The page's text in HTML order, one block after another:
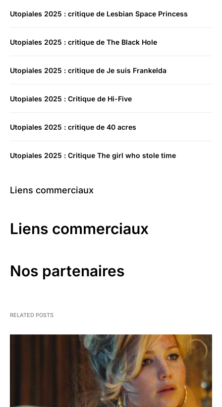
Utopiales 2025 : critique de Lesbian Space Princess
Utopiales 2025 : critique de The Black Hole
Utopiales 2025 : critique de Je suis Frankelda
Utopiales 2025 : Critique de Hi-Five
Utopiales 2025 : critique de 40 acres
Utopiales 2025 : Critique The girl who stole time
Liens commerciaux
Liens commerciaux
Nos partenaires
RELATED POSTS